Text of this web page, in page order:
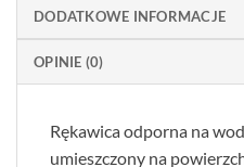
DODATKOWE INFORMACJE
OPINIE (0)
Rękawica odporna na
umieszczony na